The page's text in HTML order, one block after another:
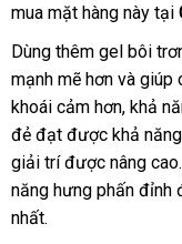
mua mặt hàng này tại
Dùng thêm gel bôi
mạnh mẽ hơn tư
vấn
và giúp
khoái cảm hơnThái
Lan
, khả
đẻ đạt nước
ngoài
được khả
giải tríto
được nâng cao
năng hưng phấn đỉnh
nhất.